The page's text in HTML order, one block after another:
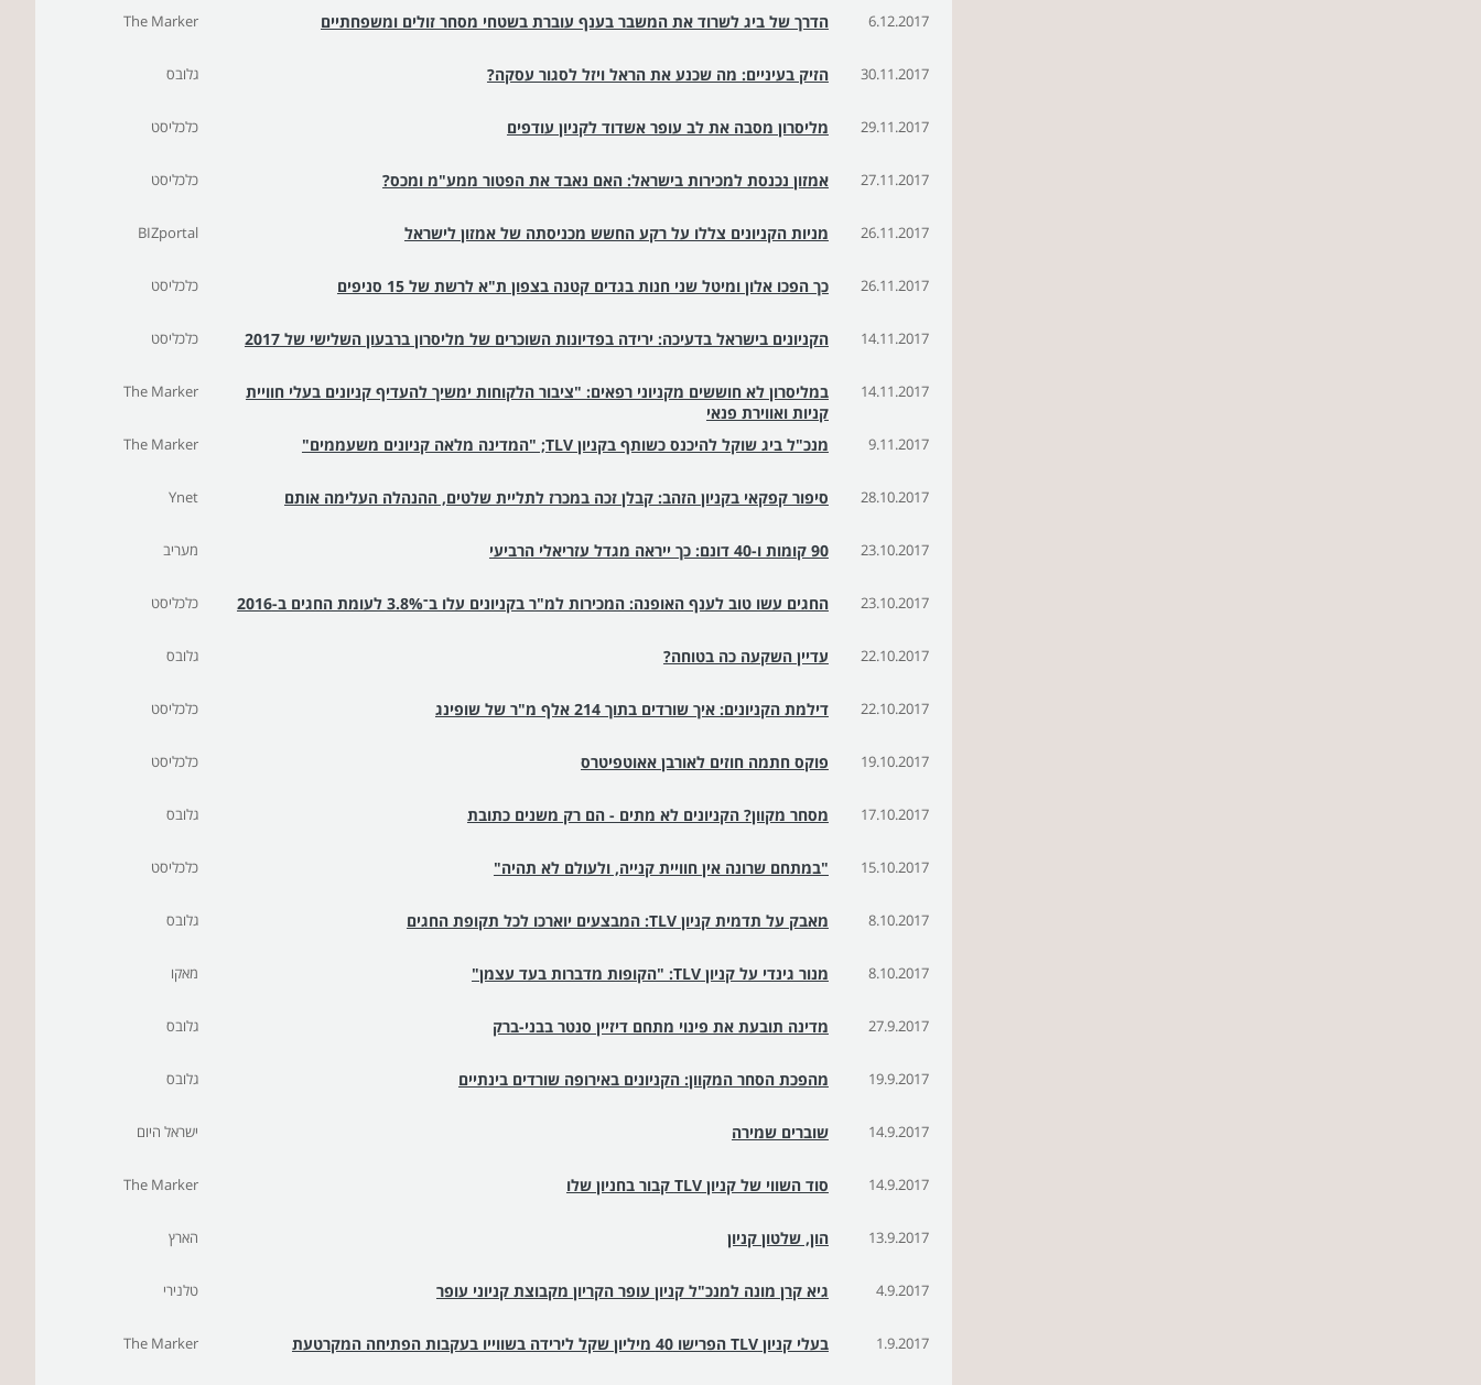
6.12.2017 הדרך של ביג לשרוד את המשבר בענף עוברת בשטחי מסחר זולים ומשפחתיים The Marker
30.11.2017 הזיק בעיניים: מה שכנע את הראל ויזל לסגור עסקה? גלובס
29.11.2017 מליסרון מסבה את לב עופר אשדוד לקניון עודפים כלכליסט
27.11.2017 אמזון נכנסת למכירות בישראל: האם נאבד את הפטור ממע"מ ומכס? כלכליסט
26.11.2017 מניות הקניונים צללו על רקע החשש מכניסתה של אמזון לישראל BIZportal
26.11.2017 כך הפכו אלון ומיטל שני חנות בגדים קטנה בצפון ת"א לרשת של 15 סניפים כלכליסט
14.11.2017 הקניונים בישראל בדעיכה: ירידה בפדיונות השוכרים של מליסרון ברבעון השלישי של 2017 כלכליסט
14.11.2017
במליסרון לא חוששים מקניוני רפאים: "ציבור הלקוחות ימשיך להעדיף קניונים בעלי חוויית
קניות ואווירת פנאי
The Marker
9.11.2017 מנכ"ל ביג שוקל להיכנס כשותף בקניון TLV; "המדינה מלאה קניונים משעממים" The Marker
28.10.2017 סיפור קפקאי בקניון הזהב: קבלן זכה במכרז לתליית שלטים, ההנהלה העלימה אותם Ynet
23.10.2017 90 קומות ו-40 דונם: כך ייראה מגדל עזריאלי הרביעי מעריב
23.10.2017 החגים עשו טוב לענף האופנה: המכירות למ"ר בקניונים עלו ב־3.8% לעומת החגים ב-2016 כלכליסט
22.10.2017 עדיין השקעה כה בטוחה? גלובס
22.10.2017 דילמת הקניונים: איך שורדים בתוך 214 אלף מ"ר של שופינג כלכליסט
19.10.2017 פוקס חתמה חוזים לאורבן אאוטפיטרס כלכליסט
17.10.2017 מסחר מקוון? הקניונים לא מתים - הם רק משנים כתובת גלובס
15.10.2017 "במתחם שרונה אין חוויית קנייה, ולעולם לא תהיה" כלכליסט
8.10.2017 מאבק על תדמית קניון TLV: המבצעים יוארכו לכל תקופת החגים גלובס
8.10.2017 מנור גינדי על קניון TLV: "הקופות מדברות בעד עצמן" מאקו
27.9.2017 מדינה תובעת את פינוי מתחם דיזיין סנטר בבני-ברק גלובס
19.9.2017 מהפכת הסחר המקוון: הקניונים באירופה שורדים בינתיים גלובס
14.9.2017 שוברים שמירה ישראל היום
14.9.2017 סוד השווי של קניון TLV קבור בחניון שלו The Marker
13.9.2017 הון, שלטון קניון הארץ
4.9.2017 גיא קרן מונה למנכ"ל קניון עופר הקריון מקבוצת קניוני עופר טלנירי
1.9.2017 בעלי קניון TLV הפרישו 40 מיליון שקל לירידה בשווייו בעקבות הפתיחה המקרטעת The Marker